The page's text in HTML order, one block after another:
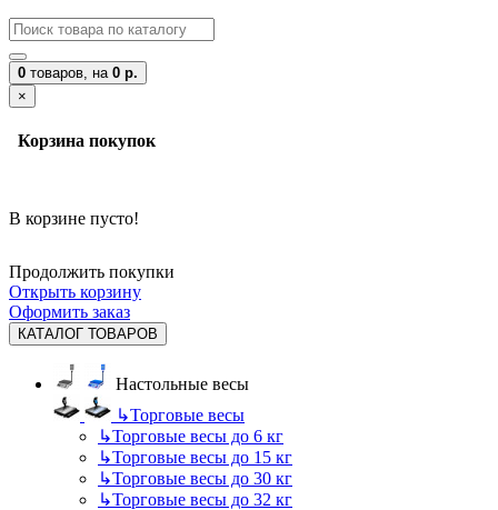
0 товаров, на 0 р.
×
Корзина покупок
В корзине пусто!
Продолжить покупки
Открыть корзину
Оформить заказ
КАТАЛОГ ТОВАРОВ
Настольные весы
↳Торговые весы
↳Торговые весы до 6 кг
↳Торговые весы до 15 кг
↳Торговые весы до 30 кг
↳Торговые весы до 32 кг